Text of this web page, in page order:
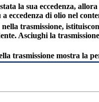
la sua eccedenza,
eccedenza di olio nel
trasmissione,
Asciughi la
trasmissione mostra la